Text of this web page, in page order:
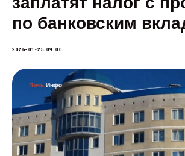
по банковским
2026-01-25 09:00